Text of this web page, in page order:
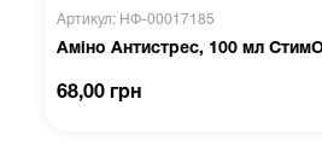
Артикул: НФ-00017185
Аміно Антистрес, 100 мл
68,00 грн